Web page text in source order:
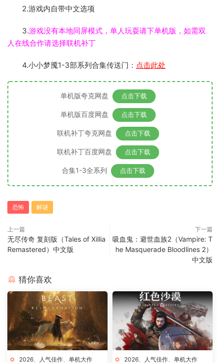
2.游戏内自带中文选项
3.游戏没有本地同屏模式，单人玩耍请下单机版，如需双
人在线合作请选择联机补丁
4.小小梦魇1-3部系列合集传送门： 点击此处
单机版夸克网盘 点击下载
单机版百度网盘 点击下载
联机补丁夸克网盘 点击下载
联机补丁百度网盘 点击下载
合集1-3全系列 点击下载
恐怖 解谜
上一篇
无尽传奇 复刻版（Tales of Xillia
Remastered）中文版
下一篇
吸血鬼：避世血族2（Vampire: T
he Masquerade Bloodlines 2）
中文版
猜你喜欢
2026 人气佳作 单机大作 2026 人气佳作 单机大作